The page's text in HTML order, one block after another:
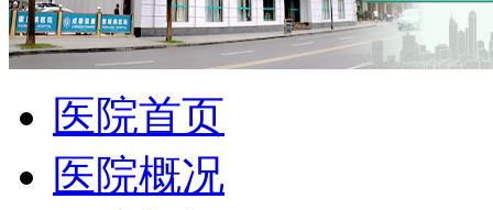
医院首页
医院概况